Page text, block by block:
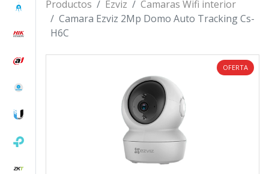
Productos Ezviz
Camaras Wifi interior
Camara Ezviz 2Mp Domo Auto Tracking Cs-
H6C
OFERTA